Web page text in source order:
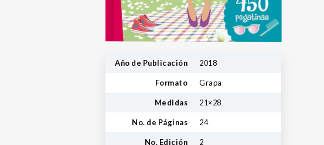
Año de Publicación 2018
Formato Grapa
Medidas 21×28
No. de Páginas 24
No. Edición 2